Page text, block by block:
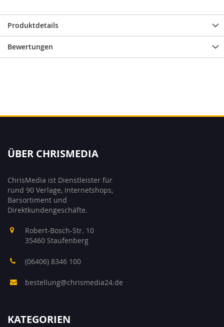
Produktdetails
Bewertungen
ÜBER CHRISMEDIA
ChrisMedia ist Dienstleister für
rund 90 Verlage, Internetshops,
Barsortiment und
Direktkundengeschäfte.
Robert-Bosch-Str. 10
35460 Staufenberg
(06406) 8346 100
bestellung@chrismedia24.de
KATEGORIEN